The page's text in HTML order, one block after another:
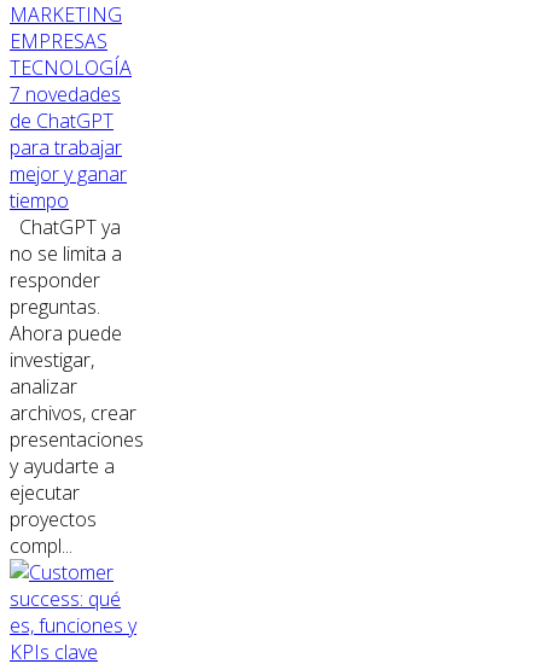
MARKETING
EMPRESAS
TECNOLOGÍA
7 novedades
de ChatGPT
para trabajar
mejor y ganar
tiempo
ChatGPT ya
no se limita a
responder
preguntas.
Ahora puede
investigar,
analizar
archivos, crear
presentaciones
y ayudarte a
ejecutar
proyectos
compl...